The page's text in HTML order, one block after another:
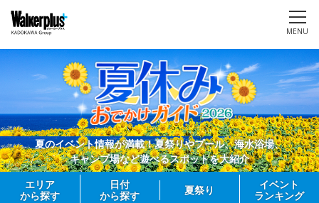
MENU
夏のイベント情報が満載！夏祭りやプール、海水浴場、
キャンプ場など遊べるスポットを大紹介
エリア
から探す
日付
から探す
夏祭り
イベント
ランキング